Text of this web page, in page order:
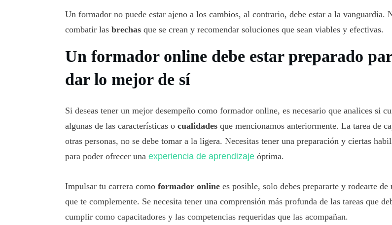
Un formador no puede estar ajeno a los cambios, al contrario, debe estar a la vanguardia.
combatir las brechas que se crean y recomendar soluciones que sean viables y efectivas.
Un formador online debe estar preparado
dar lo mejor de sí
Si deseas tener un mejor desempeño como formador online, es necesario que analices si
algunas de las características o cualidades que mencionamos anteriormente. La tarea de
otras personas, no se debe tomar a la ligera. Necesitas tener una preparación y ciertas
para poder ofrecer una experiencia de aprendizaje óptima.
Impulsar tu carrera como formador online es posible, solo debes prepararte y rodearte de
que te complemente. Se necesita tener una comprensión más profunda de las tareas que
cumplir como capacitadores y las competencias requeridas que las acompañan.